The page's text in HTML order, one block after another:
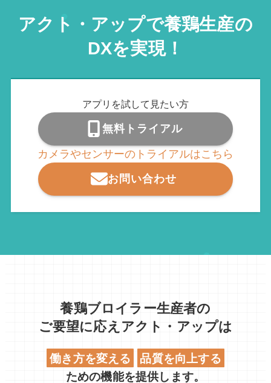
アクト・アップで養鶏生産の
DXを実現！
アプリを試して見たい方
無料トライアル
カメラやセンサーのトライアルはこちら
お問い合わせ
養鶏ブロイラー生産者の
ご要望に応えアクト・アップは
働き方を変える
品質を向上する
ための機能を提供します。